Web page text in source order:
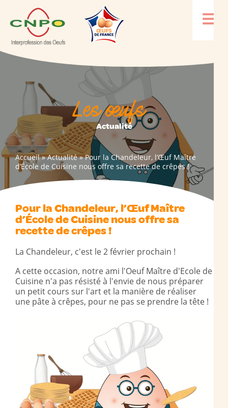
Les œufs
Actualité
Accueil»Actualité»Pour la Chandeleur, l’Œuf Maître
d’École de Cuisine nous offre sa recette de crêpes !
Pour la Chandeleur, l’Œuf Maître
d’École de Cuisine nous offre sa
recette de crêpes !
La Chandeleur, c'est le 2 février prochain !
A cette occasion, notre ami l'Oeuf Maître d'Ecole de
Cuisine n'a pas résisté à l'envie de nous préparer
un petit cours sur l'art et la manière de réaliser
une pâte à crêpes, pour ne pas se prendre la tête !